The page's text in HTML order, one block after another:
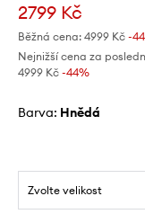
2799 Kč
Běžná cena: 4999 Kč -
Nejnižší cena za
4999 Kč -44%
Barva: hnědá
Zvolte velikost